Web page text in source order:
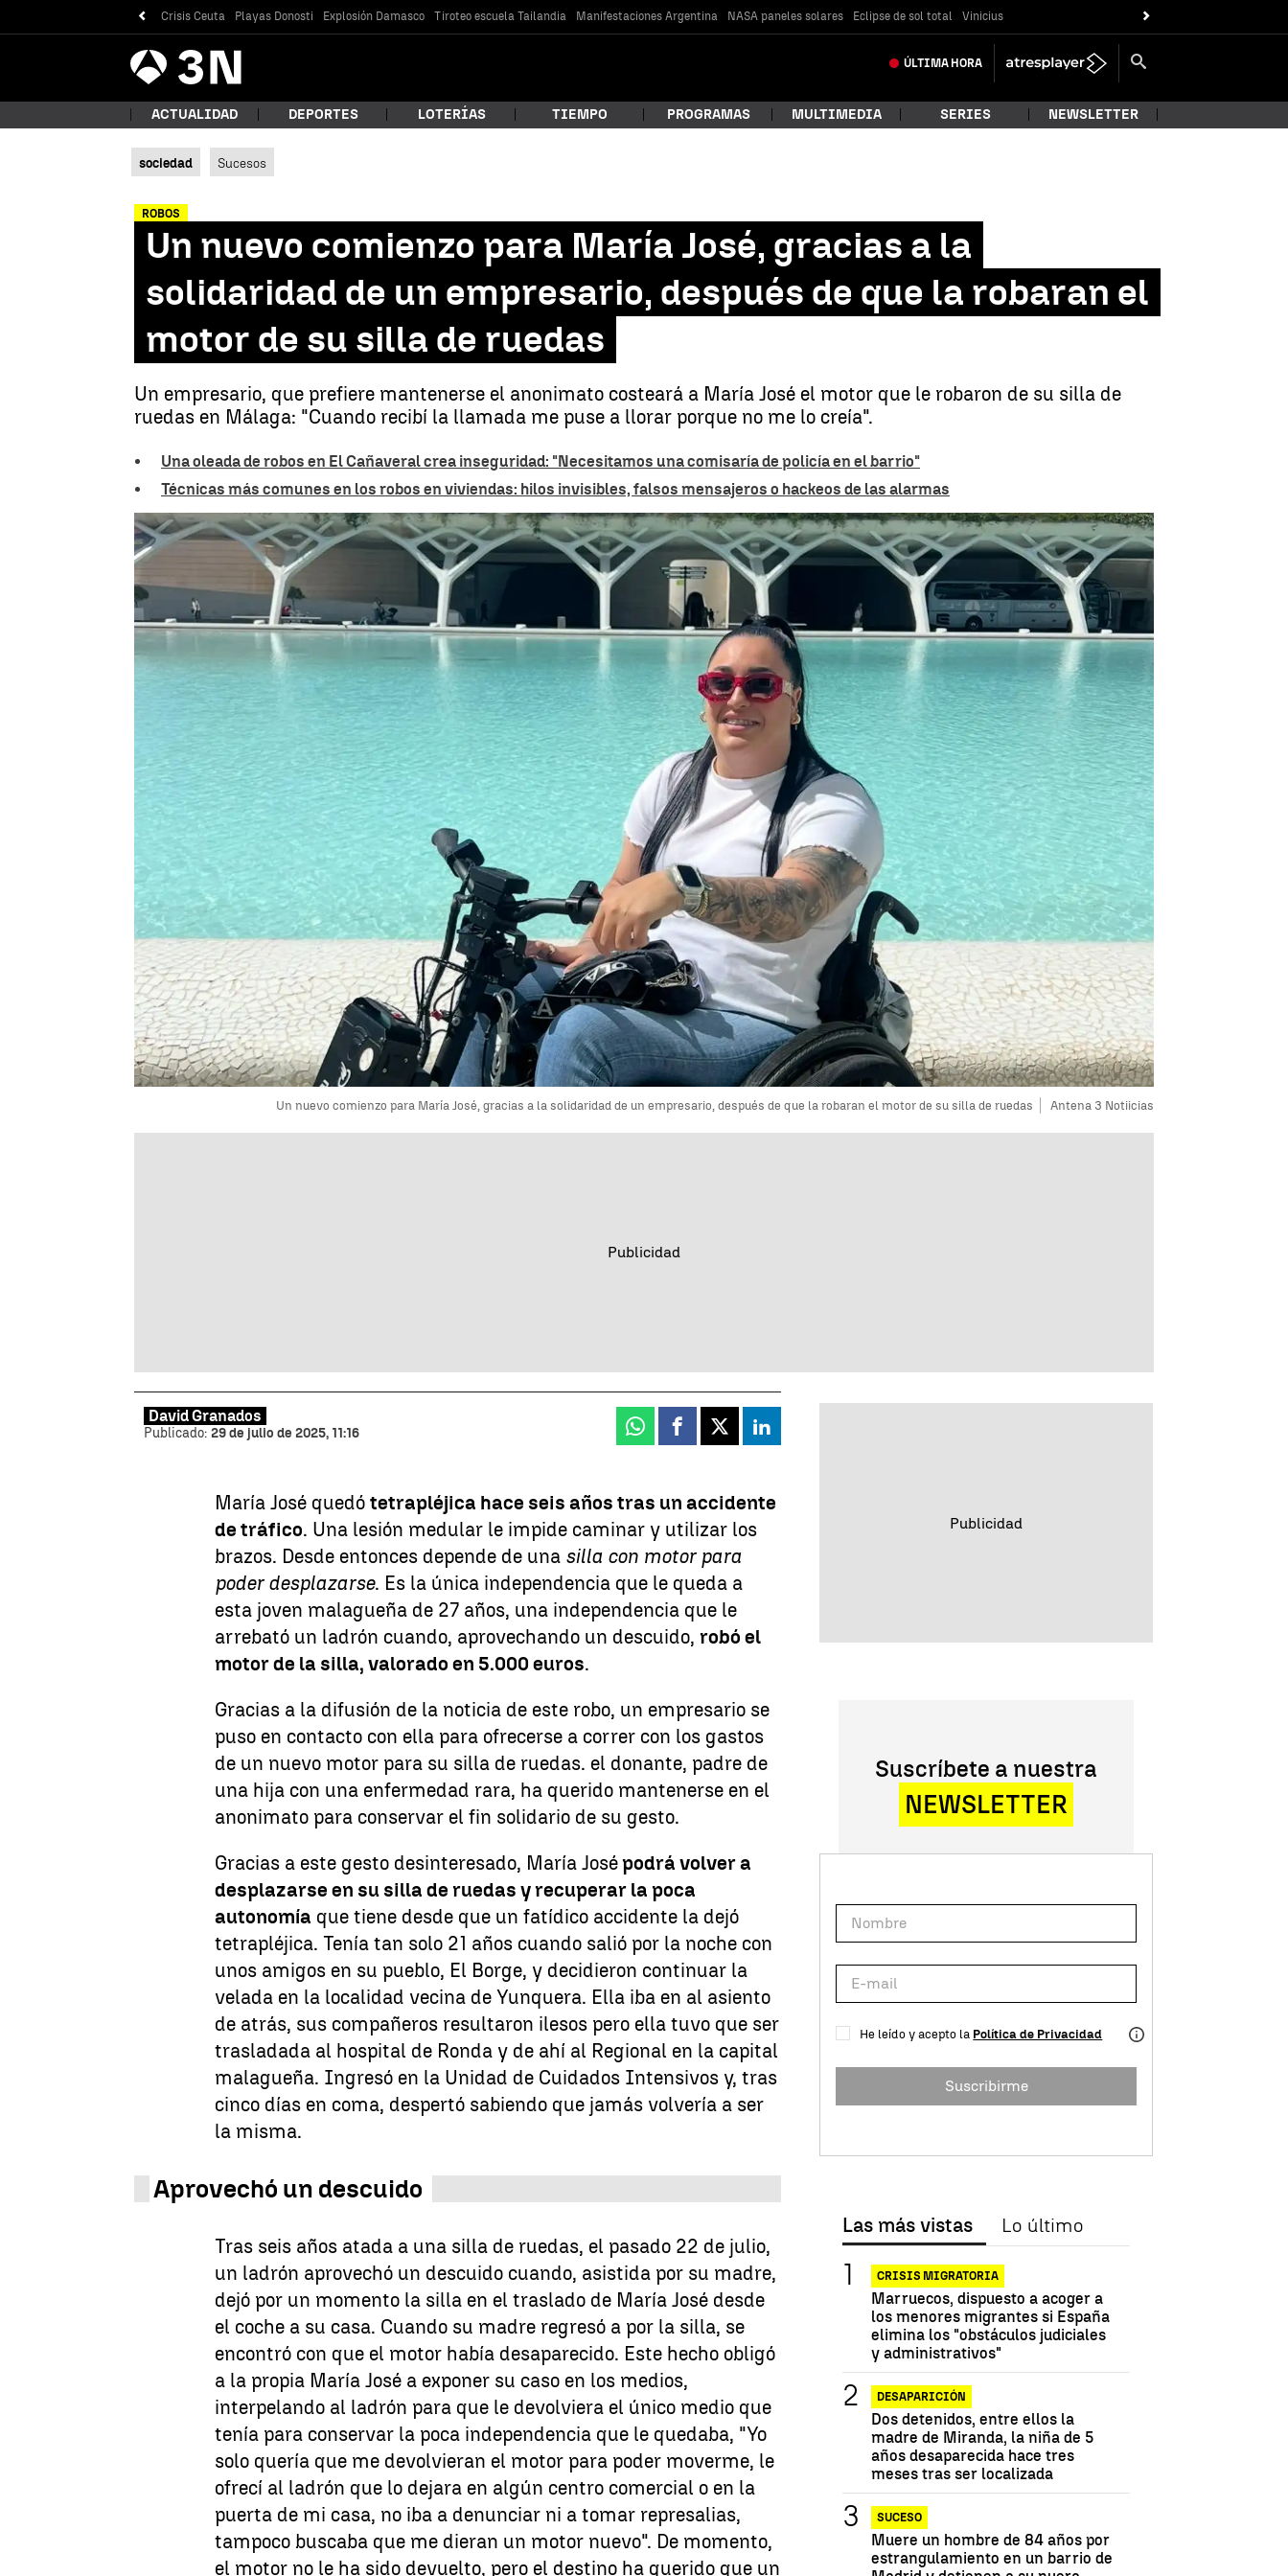
Crisis Ceuta Playas Donosti Explosión Damasco Tiroteo escuela Tailandia Manifestaciones Argentina NASA paneles solares Eclipse de sol total Vinicius
Antena
3 Noticias ÚLTIMA HORA
¿Qué estás buscando?
Buscar
ACTUALIDAD DEPORTES LOTERÍAS TIEMPO PROGRAMAS MULTIMEDIA SERIES NEWSLETTER
sociedad Sucesos
ROBOS
Un nuevo comienzo para María José, gracias a la
solidaridad de un empresario, después de que la robaran el
motor de su silla de ruedas
Un empresario, que prefiere mantenerse el anonimato costeará a María José el motor que le robaron de su silla de
ruedas en Málaga: "Cuando recibí la llamada me puse a llorar porque no me lo creía".
Una oleada de robos en El Cañaveral crea inseguridad: "Necesitamos una comisaría de policía en el barrio"
Técnicas más comunes en los robos en viviendas: hilos invisibles, falsos mensajeros o hackeos de las alarmas
Un nuevo comienzo para María José, gracias a la solidaridad de un empresario, después de que la robaran el motor de su silla de ruedas Antena 3 Notiicias
David Granados
Publicado: 29 de julio de 2025, 11:16 Whatsapp
Facebook
X Linkedin
María José quedótetrapléjica hace seis años tras un accidente
de tráfico. Una lesión medular le impide caminar y utilizar los
brazos. Desde entonces depende de una silla con motor para
poder desplazarse. Es la única independencia que le queda a
esta joven malagueña de 27 años, una independencia que le
arrebató un ladrón cuando, aprovechando un descuido,robó el
motor de la silla, valorado en 5.000 euros.
Gracias a la difusión de la noticia de este robo, un empresario se
puso en contacto con ella para ofrecerse a correr con los gastos
de un nuevo motor para su silla de ruedas. el donante, padre de
una hija con una enfermedad rara, ha querido mantenerse en el
anonimato para conservar el fin solidario de su gesto.
Gracias a este gesto desinteresado, María Josépodrá volver a
desplazarse en su silla de ruedas y recuperar la poca
autonomía que tiene desde que un fatídico accidente la dejó
tetrapléjica. Tenía tan solo 21 años cuando salió por la noche con
unos amigos en su pueblo, El Borge, y decidieron continuar la
velada en la localidad vecina de Yunquera. Ella iba en al asiento
de atrás, sus compañeros resultaron ilesos pero ella tuvo que ser
trasladada al hospital de Ronda y de ahí al Regional en la capital
malagueña. Ingresó en la Unidad de Cuidados Intensivos y, tras
cinco días en coma, despertó sabiendo que jamás volvería a ser
la misma.
Aprovechó un descuido
Tras seis años atada a una silla de ruedas, el pasado 22 de julio,
un ladrón aprovechó un descuido cuando, asistida por su madre,
dejó por un momento la silla en el traslado de María José desde
el coche a su casa. Cuando su madre regresó a por la silla, se
encontró con que el motor había desaparecido. Este hecho obligó
a la propia María José a exponer su caso en los medios,
interpelando al ladrón para que le devolviera el único medio que
tenía para conservar la poca independencia que le quedaba, "Yo
solo quería que me devolvieran el motor para poder moverme, le
ofrecí al ladrón que lo dejara en algún centro comercial o en la
puerta de mi casa, no iba a denunciar ni a tomar represalias,
tampoco buscaba que me dieran un motor nuevo". De momento,
el motor no le ha sido devuelto, pero el destino ha querido que un
Suscríbete a nuestra
NEWSLETTER
He leído y acepto la Política de Privacidad
Suscribirme
Las más vistas Lo último
CRISIS MIGRATORIA
Marruecos, dispuesto a acoger a
los menores migrantes si España
elimina los "obstáculos judiciales
y administrativos"
DESAPARICIÓN
Dos detenidos, entre ellos la
madre de Miranda, la niña de 5
años desaparecida hace tres
meses tras ser localizada
SUCESO
Muere un hombre de 84 años por
estrangulamiento en un barrio de